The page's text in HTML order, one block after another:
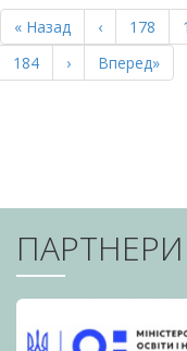
НА
СТОРІНКИ
Перша
сторінка
« Назад
Попередня
сторінка
‹ Page
178
Page
184
Наступна
сторінка
›
Остання
сторінка
Вперед»
ПАРТНЕРИ